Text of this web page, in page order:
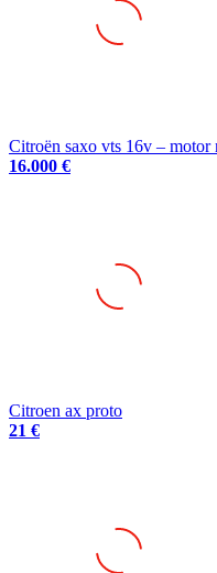
16.000 €
21 €